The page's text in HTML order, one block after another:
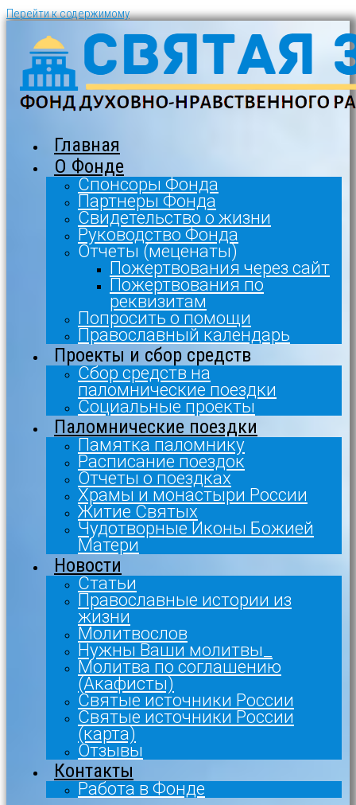
Перейти к содержимому
Главная
О Фонде
Спонсоры Фонда
Партнеры Фонда
Свидетельство о жизни
Руководство Фонда
Отчеты (меценаты)
Пожертвования через сайт
Пожертвования по
реквизитам
Попросить о помощи
Православный календарь
Проекты и сбор средств
Сбор средств на
паломнические поездки
Социальные проекты
Паломнические поездки
Памятка паломнику
Расписание поездок
Отчеты о поездках
Храмы и монастыри России
Житие Святых
Чудотворные Иконы Божией
Матери
Новости
Статьи
Православные истории из
жизни
Молитвослов
Нужны Ваши молитвы_
Молитва по соглашению
(Акафисты)
Святые источники России
Святые источники России
(карта)
Отзывы
Контакты
Работа в Фонде